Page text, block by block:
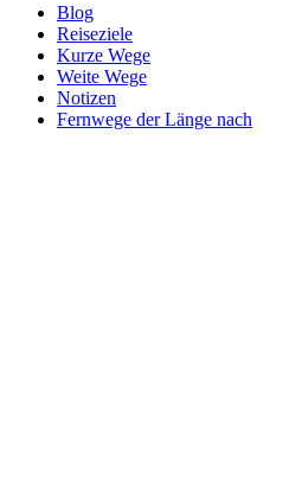
Blog
Reiseziele
Kurze Wege
Weite Wege
Notizen
Fernwege der Länge nach